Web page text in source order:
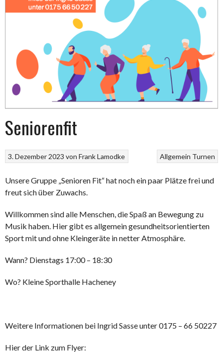
Seniorenfit
Allgemein Turnen
3. Dezember 2023 vonFrank Lamodke
Unsere Gruppe „Senioren Fit“ hat noch ein paar Plätze frei und
freut sich über Zuwachs.
Willkommen sind alle Menschen, die Spaß an Bewegung zu
Musik haben. Hier gibt es allgemein gesundheitsorientierten
Sport mit und ohne Kleingeräte in netter Atmosphäre.
Wann? Dienstags 17:00 – 18:30
Wo? Kleine Sporthalle Hacheney
Weitere Informationen bei Ingrid Sasse unter 0175 – 66 50227
Hier der Link zum Flyer: